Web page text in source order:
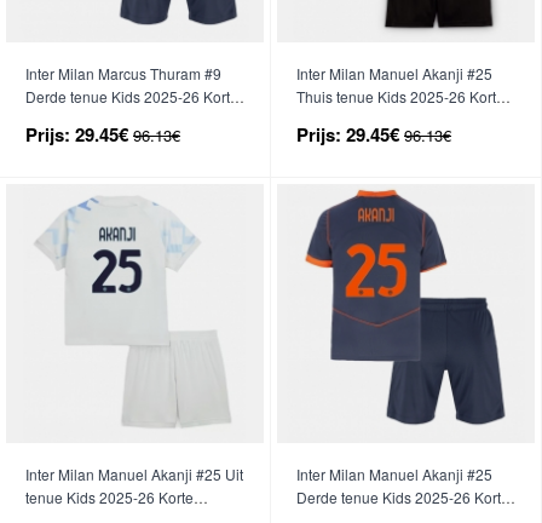
Inter Milan Marcus Thuram #9
Derde tenue Kids 2025-26 Korte
Prijs: 29.45€ 96.13€
Inter Milan Manuel Akanji #25
Thuis tenue Kids 2025-26 Korte
Prijs: 29.45€ 96.13€
Inter Milan Manuel Akanji #25 Uit
tenue Kids 2025-26 Korte
Inter Milan Manuel Akanji #25
Derde tenue Kids 2025-26 Korte